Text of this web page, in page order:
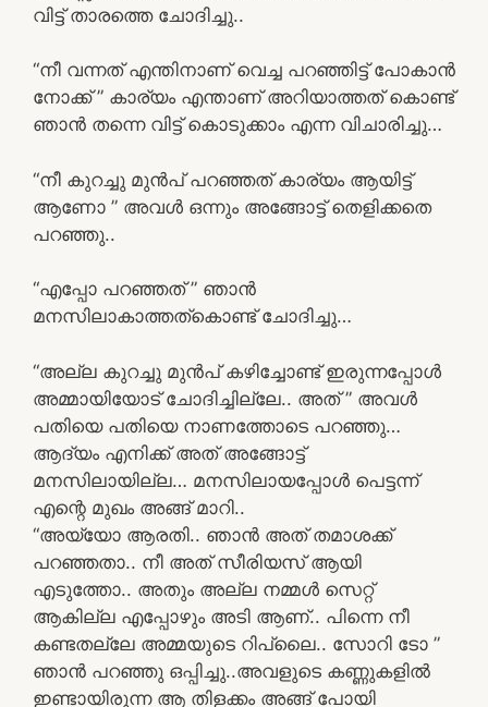
വിട്ട് താരത്തെ ചോദിച്ചു..
“നീ വന്നത് എന്തിനാണ് വെച്ച പറഞ്ഞിട്ട് പോകാൻ
നോക്ക് ” കാര്യം എന്താണ് അറിയാത്തത് കൊണ്ട്
ഞാൻ തന്നെ വിട്ട് കൊടുക്കാം എന്ന വിചാരിച്ചു…
“നീ കുറച്ചു മുൻപ് പറഞ്ഞത് കാര്യം ആയിട്ട്
ആണോ ” അവൾ ഒന്നും അങ്ങോട്ട് തെളിക്കതെ
പറഞ്ഞു..
“എപ്പോ പറഞ്ഞത് ” ഞാൻ
മനസിലാകാത്തത്കൊണ്ട് ചോദിച്ചു…
“അല്ല കുറച്ചു മുൻപ് കഴിച്ചോണ്ട് ഇരുന്നപ്പോൾ
അമ്മായിയോട് ചോദിച്ചില്ലേ.. അത് ” അവൾ
പതിയെ പതിയെ നാണത്തോടെ പറഞ്ഞു…
ആദ്യം എനിക്ക് അത് അങ്ങോട്ട്
മനസിലായില്ല… മനസിലായപ്പോൾ പെട്ടന്ന്
എന്റെ മുഖം അങ്ങ് മാറി..
“അയ്യോ ആരതി.. ഞാൻ അത് തമാശക്ക്
പറഞ്ഞതാ.. നീ അത് സീരിയസ് ആയി
എടുത്തോ.. അതും അല്ല നമ്മൾ സെറ്റ്
ആകില്ല എപ്പോഴും അടി ആണ്.. പിന്നെ നീ
കണ്ടതല്ലേ അമ്മയുടെ റിപ്ലൈ.. സോറി ടോ ”
ഞാൻ പറഞ്ഞു ഒപ്പിച്ചു..അവളുടെ കണ്ണുകളിൽ
ഇണ്ടായിരുന്ന ആ തിളക്കം അങ്ങ് പോയി